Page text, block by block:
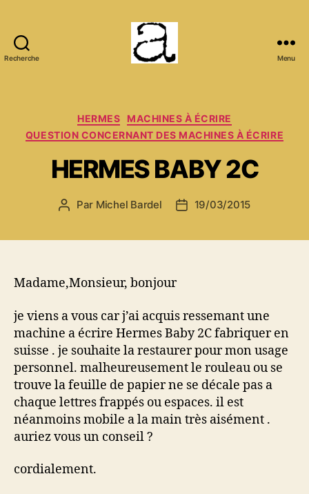
Recherche Menu
Catégories
HERMES
MACHINES À ÉCRIRE
QUESTION CONCERNANT DES MACHINES À ÉCRIRE
HERMES BABY 2C
Auteur
Par Michel Bardel
Date19/03/2015
Madame,Monsieur, bonjour
je viens a vous car j’ai acquis ressemant une
machine a écrire Hermes Baby 2C fabriquer en
suisse . je souhaite la restaurer pour mon usage
personnel. malheureusement le rouleau ou se
trouve la feuille de papier ne se décale pas a
chaque lettres frappés ou espaces. il est
néanmoins mobile a la main très aisément .
auriez vous un conseil ?
cordialement.